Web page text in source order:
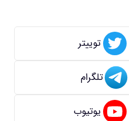
توییتر
تلگرام
یوتیوب